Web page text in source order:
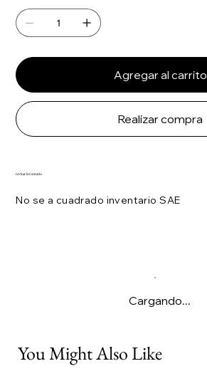
Agregar al carrito
Realizar compra
revisar inventario
No se a cuadrado inventario SAE
Cargando...
You Might Also Like